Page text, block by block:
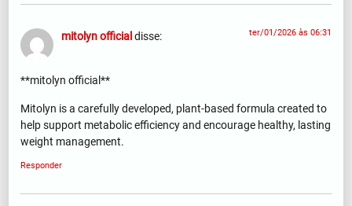
mitolyn official disse: ter/01/2026 às 06:31
**mitolyn official**
Mitolyn is a carefully developed, plant-based formula created to
help support metabolic efficiency and encourage healthy, lasting
weight management.
Responder